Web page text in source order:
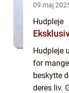
09 maj
Hudpleje
Hudpleje
for
beskytte
deres liv.